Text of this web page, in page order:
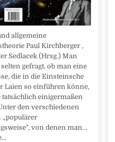
allgemeine
Paul Kirchberger ,
Sedlacek (Hrsg.) Man
gefragt, ob man eine
die in die Einsteinsche
Laien so einführen könne,
tatsächlich einigermaßen
den verschiedenen
„populärer
von denen man…